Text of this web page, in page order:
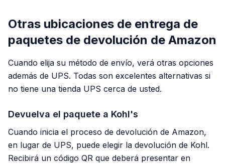
Otras ubicaciones de entrega de
paquetes de devolución de Amazon
Cuando elija su método de envío, verá otras opciones
además de UPS. Todas son excelentes alternativas si
no tiene una tienda UPS cerca de usted.
Devuelva el paquete a Kohl's
Cuando inicia el proceso de devolución de Amazon,
en lugar de UPS, puede elegir la devolución de Kohl.
Recibirá un código QR que deberá presentar en